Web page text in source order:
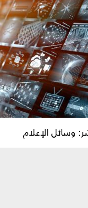
وسائل الإعلام